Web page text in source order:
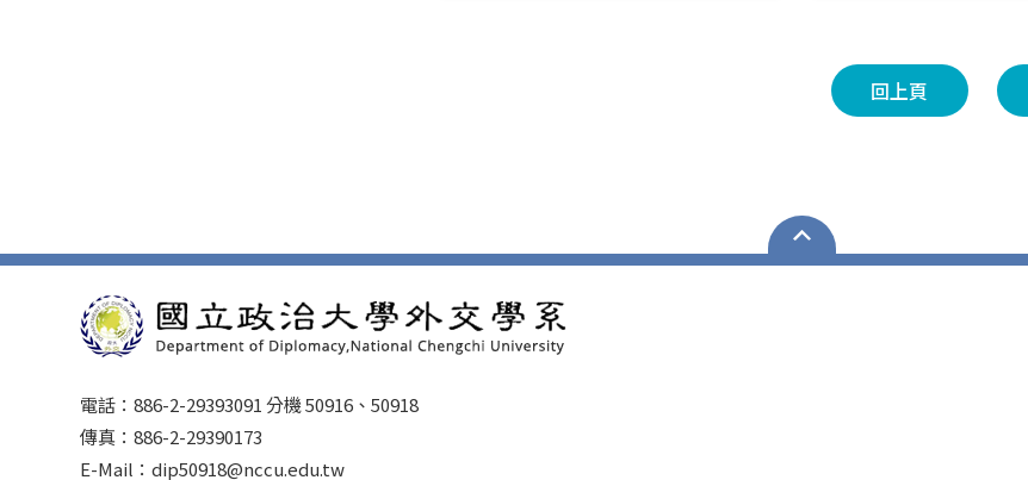
回上頁
電話：886-2-29393091 分機 50916、50918
傳真：886-2-29390173
E-Mail：dip50918@nccu.edu.tw